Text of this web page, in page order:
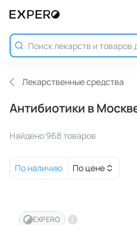
Лекарственные средства
Антибиотики в
Найдено 968 товаров
По наличию По цене
EXPERO